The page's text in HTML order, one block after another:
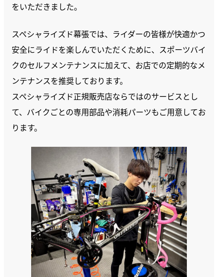
をいただきました。
スペシャライズド幕張では、ライダーの皆様が快適かつ
安全にライドを楽しんでいただくために、スポーツバイ
クのセルフメンテナンスに加えて、お店での定期的なメ
ンテナンスを推奨しております。
スペシャライズド正規販売店ならではのサービスとし
て、バイクごとの専用部品や消耗パーツもご用意してお
ります。